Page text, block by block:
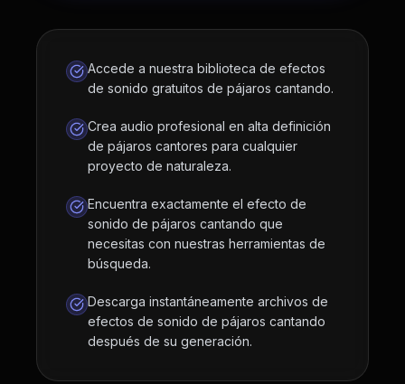
Accede a nuestra biblioteca de efectos
de sonido gratuitos de pájaros cantando.
Crea audio profesional en alta definición
de pájaros cantores para cualquier
proyecto de naturaleza.
Encuentra exactamente el efecto de
sonido de pájaros cantando que
necesitas con nuestras herramientas de
búsqueda.
Descarga instantáneamente archivos de
efectos de sonido de pájaros cantando
después de su generación.